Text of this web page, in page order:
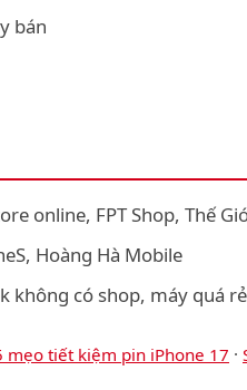
bán
online, FPT Shop, Thế
Hoàng Hà Mobile
không có shop, máy quá
mẹo tiết kiệm pin iPhone 17 ·